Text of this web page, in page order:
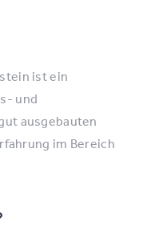
ist ein
und
ausgebauten
im Bereich